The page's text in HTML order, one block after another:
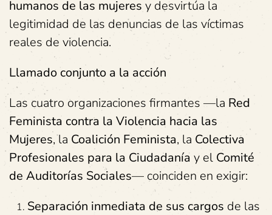
humanos de las mujeres y desvirtúa la
legitimidad de las denuncias de las víctimas
reales de violencia.
Llamado conjunto a la acción
Las cuatro organizaciones firmantes —la Red
Feminista contra la Violencia hacia las
Mujeres, la Coalición Feminista, la Colectiva
Profesionales para la Ciudadanía y el Comité
de Auditorías Sociales— coinciden en exigir:
Separación inmediata de sus cargos de las